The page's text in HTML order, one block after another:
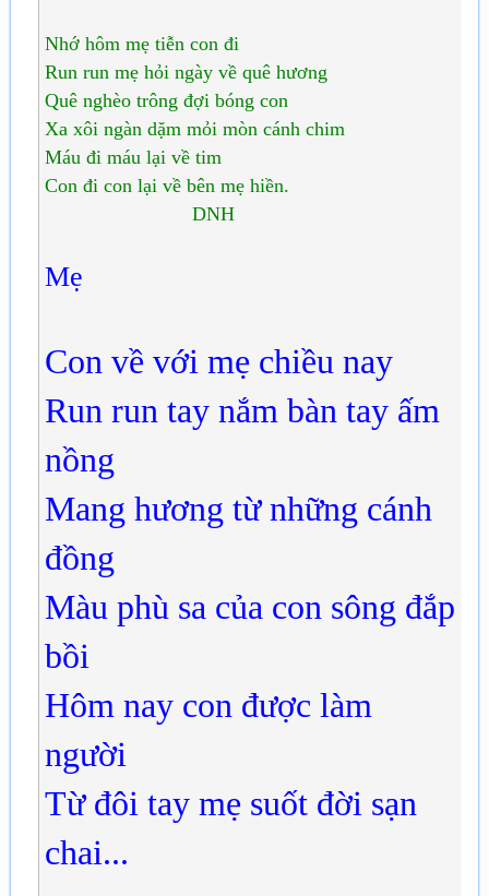
Nhớ hôm mẹ tiễn con đi
Run run mẹ hỏi ngày về quê hương
Quê nghèo trông đợi bóng con
Xa xôi ngàn dặm mỏi mòn cánh chim
Máu đi máu lại về tim
Con đi con lại về bên mẹ hiền.
DNH
Mẹ
Con về với mẹ chiều nay
Run run tay nắm bàn tay ấm
nồng
Mang hương từ những cánh
đồng
Màu phù sa của con sông đắp
bồi
Hôm nay con được làm
người
Từ đôi tay mẹ suốt đời sạn
chai...